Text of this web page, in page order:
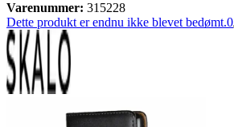
Varenummer: 315228
Dette produkt er endnu ikke blevet bedømt.0